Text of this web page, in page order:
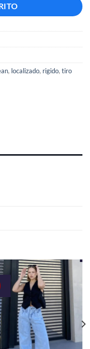
, localizado, rigido, tiro